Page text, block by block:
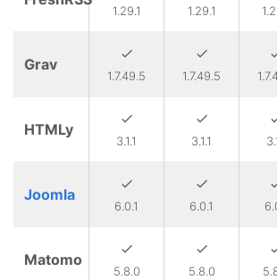
1.29.1 1.29.1
Grav
1.7.49.5 1.7.49.5
HTMLy
3.1.1 3.1.1
Joomla
6.0.1 6.0.1
Matomo
5.8.0 5.8.0